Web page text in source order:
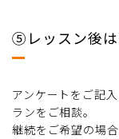
⑤レッスン後
アンケートをご記
ランをご相談。
継続をご希望の場